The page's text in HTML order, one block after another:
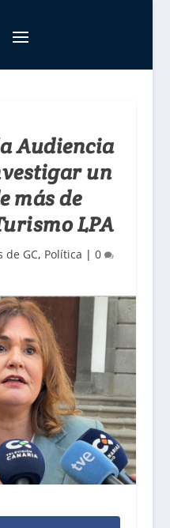
Audiencia
un
más de
LPA
de GC, Política | 0